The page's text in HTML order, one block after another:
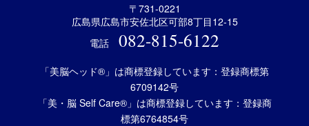
〒731-0221
広島県広島市安佐北区可部8丁目12-15
電話 082-815-6122
「美脳ヘッド®」は商標登録しています：登録商標第
6709142号
「美・脳 Self Care®」は商標登録しています：登録商
標第6764854号